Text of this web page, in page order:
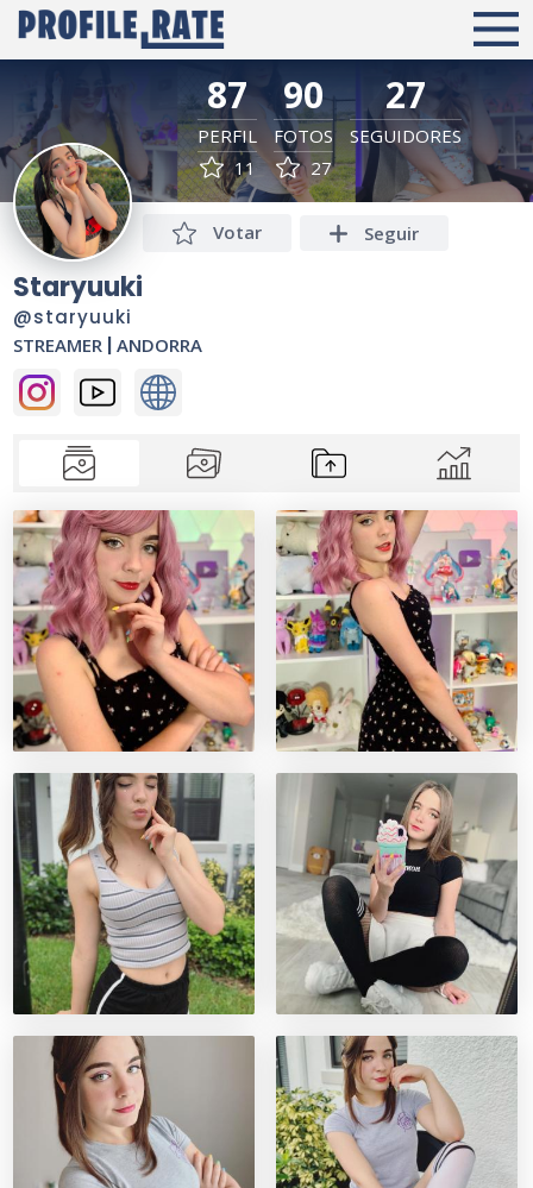
87
PERFIL
11
90
FOTOS
27
27
SEGUIDORES
Staryuuki
@staryuuki
STREAMER |ANDORRA
Votar Seguir